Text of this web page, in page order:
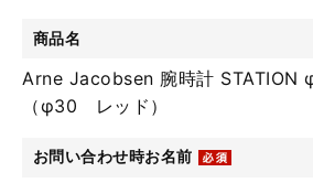
商品名
Arne Jacobsen 腕時計 STATION
（φ30 レッド）
お問い合わせ時お名前